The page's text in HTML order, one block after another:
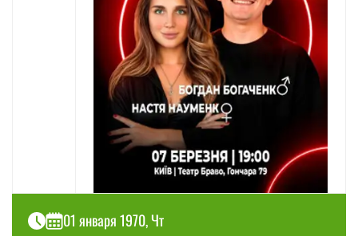
01 января 1970, Чт